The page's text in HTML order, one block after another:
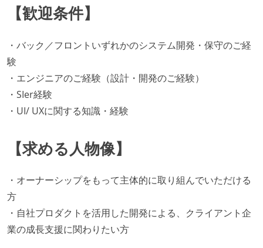
【歓迎条件】
・バック／フロントいずれかのシステム開発・保守のご経
験
・エンジニアのご経験（設計・開発のご経験）
・SIer経験
・UI/ UXに関する知識・経験
【求める人物像】
・オーナーシップをもって主体的に取り組んでいただける
方
・自社プロダクトを活用した開発による、クライアント企
業の成長支援に関わりたい方